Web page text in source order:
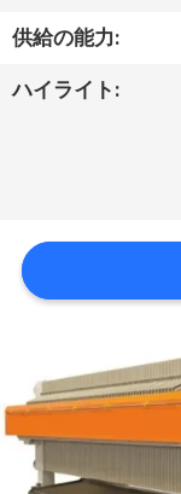
旅
行
質
管
私
達
供給の能力:
ハイライト: